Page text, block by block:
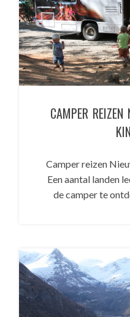
CAMPER
Camper reizen
Een aantal landen
de camper te